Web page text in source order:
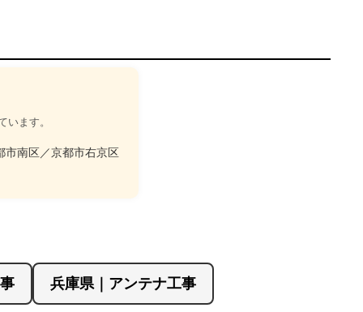
ます。
市南区／京都市右京区
兵庫県｜アンテナ工事